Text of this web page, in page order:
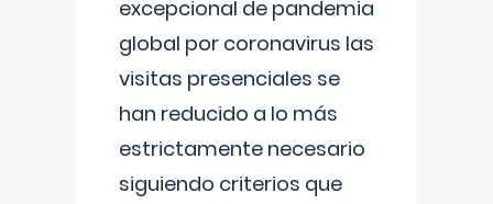
excepcional de pandemia
global por coronavirus las
visitas presenciales se
han reducido a lo más
estrictamente necesario
siguiendo criterios que